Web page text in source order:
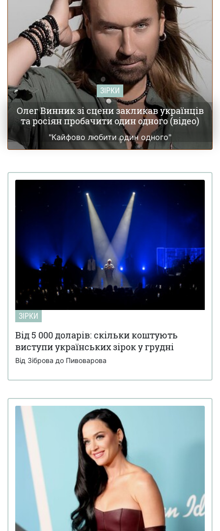
ЗІРКИ
Олег Винник зі сцени закликав українців
та росіян пробачити один одного (відео)
"Кайфово любити один одного"
ЗІРКИ
Від 5 000 доларів: скільки коштують
виступи українських зірок у грудні
Від Зіброва до Пивоварова